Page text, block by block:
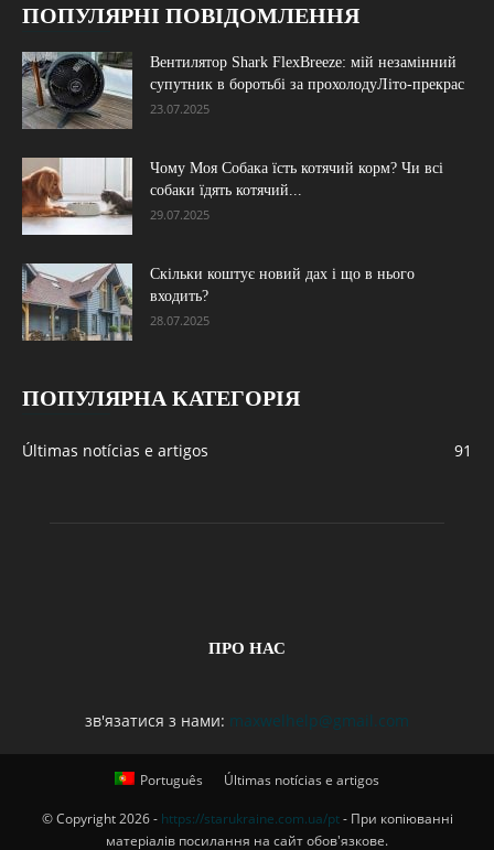
ПОПУЛЯРНІ ПОВІДОМЛЕННЯ
Вентилятор Shark FlexBreeze: мій незамінний
супутник в боротьбі за прохолодуЛіто-прекрас
23.07.2025
Чому Моя Собака їсть котячий корм? Чи всі
собаки їдять котячий...
29.07.2025
Скільки коштує новий дах і що в нього
входить?
28.07.2025
ПОПУЛЯРНА КАТЕГОРІЯ
Últimas notícias e artigos 91
ПРО НАС
зв'язатися з нами: maxwelhelp@gmail.com
Português Últimas notícias e artigos
© Copyright 2026 - https://starukraine.com.ua/pt- При копіюванні
матеріалів посилання на сайт обов'язкове.